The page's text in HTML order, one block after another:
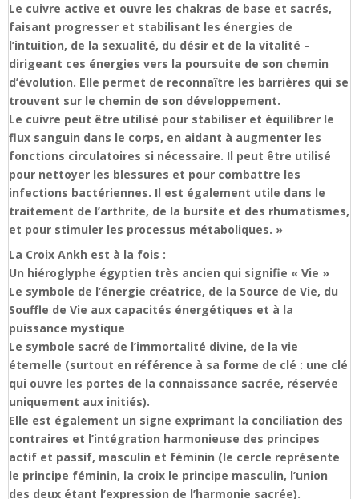
Le cuivre active et ouvre les chakras de base et sacrés,
faisant progresser et stabilisant les énergies de
l’intuition, de la sexualité, du désir et de la vitalité –
dirigeant ces énergies vers la poursuite de son chemin
d’évolution. Elle permet de reconnaître les barrières qui se
trouvent sur le chemin de son développement.
Le cuivre peut être utilisé pour stabiliser et équilibrer le
flux sanguin dans le corps, en aidant à augmenter les
fonctions circulatoires si nécessaire. Il peut être utilisé
pour nettoyer les blessures et pour combattre les
infections bactériennes. Il est également utile dans le
traitement de l’arthrite, de la bursite et des rhumatismes,
et pour stimuler les processus métaboliques. »
La Croix Ankh est à la fois :
Un hiéroglyphe égyptien très ancien qui signifie « Vie »
Le symbole de l’énergie créatrice, de la Source de Vie, du
Souffle de Vie aux capacités énergétiques et à la
puissance mystique
Le symbole sacré de l’immortalité divine, de la vie
éternelle (surtout en référence à sa forme de clé : une clé
qui ouvre les portes de la connaissance sacrée, réservée
uniquement aux initiés).
Elle est également un signe exprimant la conciliation des
contraires et l’intégration harmonieuse des principes
actif et passif, masculin et féminin (le cercle représente
le principe féminin, la croix le principe masculin, l’union
des deux étant l’expression de l’harmonie sacrée).